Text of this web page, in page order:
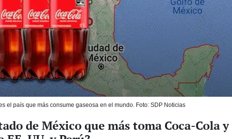
el país que más consume gaseosa en el mundo. Foto: SDP Noticias
de México que más toma Coca-Cola y